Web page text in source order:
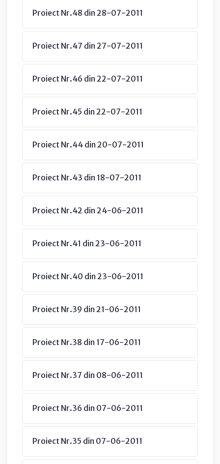
Proiect Nr.48 din 28-07-2011
Proiect Nr.47 din 27-07-2011
Proiect Nr.46 din 22-07-2011
Proiect Nr.45 din 22-07-2011
Proiect Nr.44 din 20-07-2011
Proiect Nr.43 din 18-07-2011
Proiect Nr.42 din 24-06-2011
Proiect Nr.41 din 23-06-2011
Proiect Nr.40 din 23-06-2011
Proiect Nr.39 din 21-06-2011
Proiect Nr.38 din 17-06-2011
Proiect Nr.37 din 08-06-2011
Proiect Nr.36 din 07-06-2011
Proiect Nr.35 din 07-06-2011